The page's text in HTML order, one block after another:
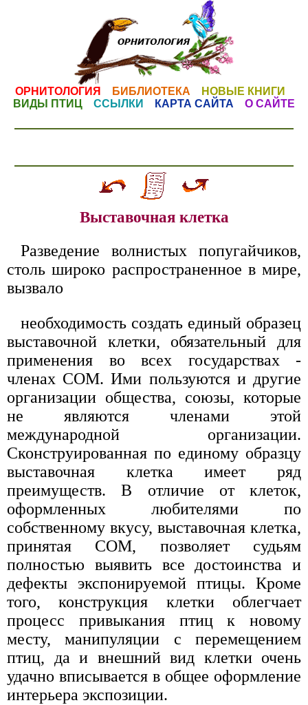
ОРНИТОЛОГИЯ БИБЛИОТЕКА
НОВЫЕ КНИГИ
ВИДЫ ПТИЦ
ССЫЛКИ КАРТА САЙТА О САЙТЕ
Выставочная клетка
Разведение волнистых попугайчиков,
столь широко распространенное в мире,
вызвало
необходимость создать единый образец
выставочной клетки, обязательный для
применения во всех государствах -
членах СОМ. Ими пользуются и другие
организации общества, союзы, которые
не являются членами этой
международной организации.
Сконструированная по единому образцу
выставочная клетка имеет ряд
преимуществ. В отличие от клеток,
оформленных любителями по
собственному вкусу, выставочная клетка,
принятая СОМ, позволяет судьям
полностью выявить все достоинства и
дефекты экспонируемой птицы. Кроме
того, конструкция клетки облегчает
процесс привыкания птиц к новому
месту, манипуляции с перемещением
птиц, да и внешний вид клетки очень
удачно вписывается в общее оформление
интерьера экспозиции.